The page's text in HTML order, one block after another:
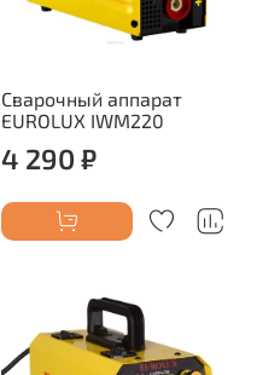
Сварочный аппарат
EUROLUX IWM220
4 290 ₽